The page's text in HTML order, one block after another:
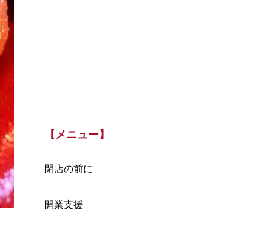
【メニュー】
閉店の前に
開業支援